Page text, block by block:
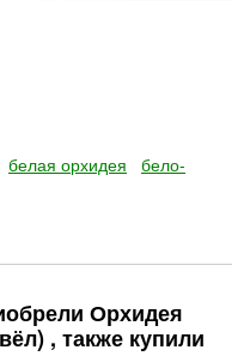
белая орхидея
бело-
Орхидея
, также купили